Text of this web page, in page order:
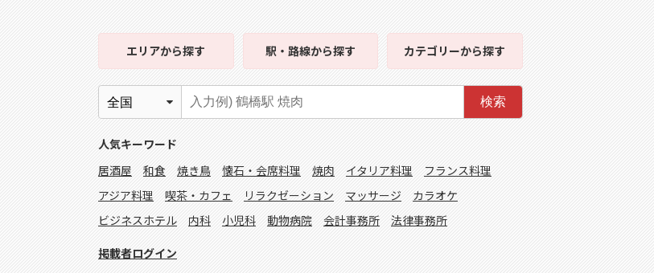
エリアから探す 駅・路線から探す カテゴリーから探す
検索
人気キーワード
居酒屋
和食 焼き鳥 懐石・会席料理 焼肉 イタリア料理
フランス料理
アジア料理
喫茶・カフェ リラクゼーション マッサージ
カラオケ
ビジネスホテル
内科 小児科 動物病院 会計事務所 法律事務所
掲載者ログイン